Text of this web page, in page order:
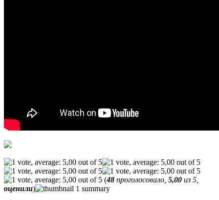
(48 проголосовало, 5,00 из 5,
оценили)